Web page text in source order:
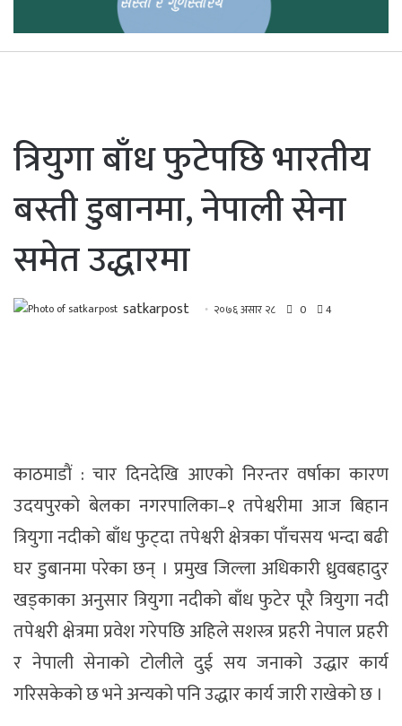
त्रियुगा बाँध फुटेपछि भारतीय
बस्ती डुबानमा, नेपाली सेना
समेत उद्धारमा
satkarpost २०७६ असार २८ 0 4
काठमाडाैं : चार दिनदेखि आएको निरन्तर वर्षाका कारण
उदयपुरको बेलका नगरपालिका–१ तपेश्वरीमा आज बिहान
त्रियुगा नदीको बाँध फुट्दा तपेश्वरी क्षेत्रका पाँचसय भन्दा बढी
घर डुबानमा परेका छन् । प्रमुख जिल्ला अधिकारी ध्रुवबहादुर
खड्काका अनुसार त्रियुगा नदीको बाँध फुटेर पूरै त्रियुगा नदी
तपेश्वरी क्षेत्रमा प्रवेश गरेपछि अहिले सशस्त्र प्रहरी नेपाल प्रहरी
र नेपाली सेनाको टोलीले दुई सय जनाको उद्धार कार्य
गरिसकेको छ भने अन्यको पनि उद्धार कार्य जारी राखेको छ ।